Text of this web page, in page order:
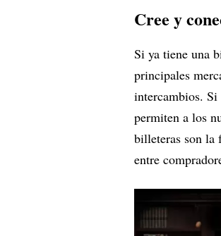
Cree y
Si ya tiene una
principales
intercambios. Si
permiten a los
billeteras son la
entre